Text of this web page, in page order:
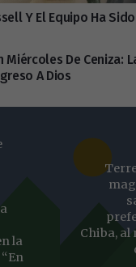
Y El Equipo Ha
Miércoles De Ceniza:
A Dios
la
Chiba, al